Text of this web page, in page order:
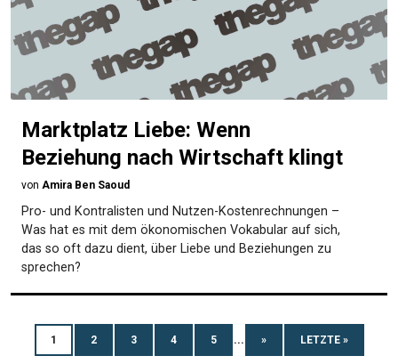
Marktplatz Liebe: Wenn
Beziehung nach Wirtschaft klingt
von Amira Ben Saoud
Pro- und Kontralisten und Nutzen-Kostenrechnungen –
Was hat es mit dem ökonomischen Vokabular auf sich,
das so oft dazu dient, über Liebe und Beziehungen zu
sprechen?
1 2 3 4 5 ... » LETZTE »